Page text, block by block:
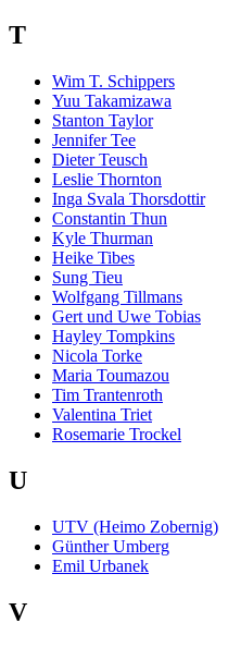
T
Wim T. Schippers
Yuu Takamizawa
Stanton Taylor
Jennifer Tee
Dieter Teusch
Leslie Thornton
Inga Svala Thorsdottir
Constantin Thun
Kyle Thurman
Heike Tibes
Sung Tieu
Wolfgang Tillmans
Gert und Uwe Tobias
Hayley Tompkins
Nicola Torke
Maria Toumazou
Tim Trantenroth
Valentina Triet
Rosemarie Trockel
U
UTV (Heimo Zobernig)
Günther Umberg
Emil Urbanek
V